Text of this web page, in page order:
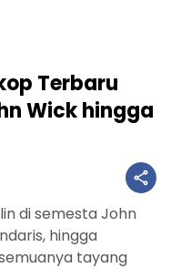
Terbaru
Wick hingga
di semesta John
hingga
tayang